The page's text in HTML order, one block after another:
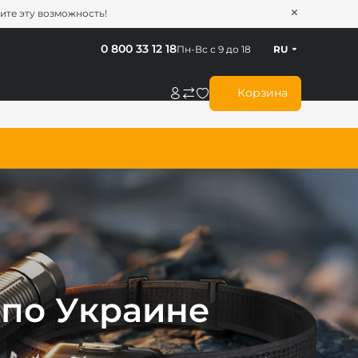
эту возможность!
Корзина
Пн-Вс с 9 до 18
0 800 33 12 18 RU
Украине